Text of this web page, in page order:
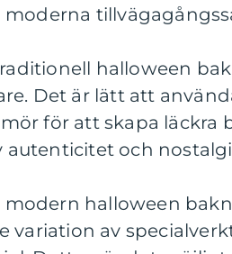
halloween
Det är lätt att
för att skapa läckra
autenticitet och
modern halloween
variation av